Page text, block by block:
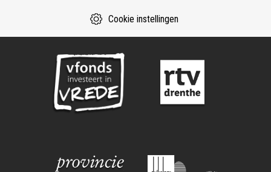
Cookie instellingen